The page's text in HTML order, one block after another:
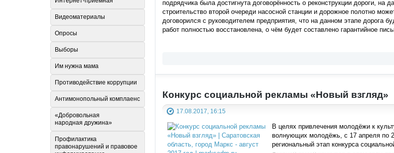
подрядчика была достигнута договорённость о реконструкции дороги,
строительство второй очереди насосной станции и дорожное полотно
договорился с руководителем предприятия, что на данном этапе дорога
работ полностью восстановлена, о чём будет составлено гарантийное
Конкурс социальной рекламы «Новый взгляд»
17.08.2017, 16:15
В целях привлечения молодёжи к
волнующих молодёжь, с 17 апреля по
региональный этап конкурса
Видеоматериалы
Опросы
Выборы
Им нужна мама
Противодействие коррупции
Антимонопольный комплаенс
«Добровольная
народная дружина»
Профилактика
правонарушений и правовое